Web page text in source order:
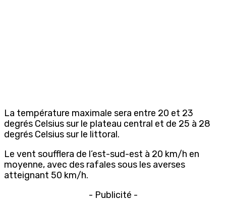
La température maximale sera entre 20 et 23
degrés Celsius sur le plateau central et de 25 à 28
degrés Celsius sur le littoral.
Le vent soufflera de l’est-sud-est à 20 km/h en
moyenne, avec des rafales sous les averses
atteignant 50 km/h.
- Publicité -